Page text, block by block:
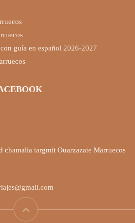
guía en español 2026-2027
chamalia targmit Ouarzazate Marruecos